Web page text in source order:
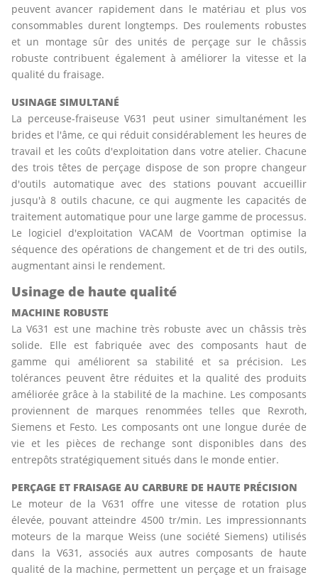
peuvent avancer rapidement dans le matériau et plus vos
consommables durent longtemps. Des roulements robustes
et un montage sûr des unités de perçage sur le châssis
robuste contribuent également à améliorer la vitesse et la
qualité du fraisage.
USINAGE SIMULTANÉ
La perceuse-fraiseuse V631 peut usiner simultanément les
brides et l'âme, ce qui réduit considérablement les heures de
travail et les coûts d'exploitation dans votre atelier. Chacune
des trois têtes de perçage dispose de son propre changeur
d'outils automatique avec des stations pouvant accueillir
jusqu'à 8 outils chacune, ce qui augmente les capacités de
traitement automatique pour une large gamme de processus.
Le logiciel d'exploitation VACAM de Voortman optimise la
séquence des opérations de changement et de tri des outils,
augmentant ainsi le rendement.
Usinage de haute qualité
MACHINE ROBUSTE
La V631 est une machine très robuste avec un châssis très
solide. Elle est fabriquée avec des composants haut de
gamme qui améliorent sa stabilité et sa précision. Les
tolérances peuvent être réduites et la qualité des produits
améliorée grâce à la stabilité de la machine. Les composants
proviennent de marques renommées telles que Rexroth,
Siemens et Festo. Les composants ont une longue durée de
vie et les pièces de rechange sont disponibles dans des
entrepôts stratégiquement situés dans le monde entier.
PERÇAGE ET FRAISAGE AU CARBURE DE HAUTE PRÉCISION
Le moteur de la V631 offre une vitesse de rotation plus
élevée, pouvant atteindre 4500 tr/min. Les impressionnants
moteurs de la marque Weiss (une société Siemens) utilisés
dans la V631, associés aux autres composants de haute
qualité de la machine, permettent un perçage et un fraisage